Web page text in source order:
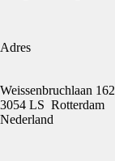
Adres
Weissenbruchlaan 162
3054 LS Rotterdam
Nederland